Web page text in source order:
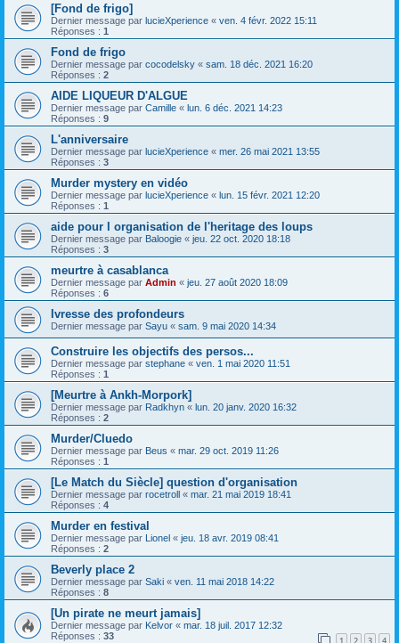
[Fond de frigo]
Dernier message par lucieXperience « ven. 4 févr. 2022 15:11
Réponses : 1
Fond de frigo
Dernier message par cocodelsky « sam. 18 déc. 2021 16:20
Réponses : 2
AIDE LIQUEUR D'ALGUE
Dernier message par Camille « lun. 6 déc. 2021 14:23
Réponses : 9
L'anniversaire
Dernier message par lucieXperience « mer. 26 mai 2021 13:55
Réponses : 3
Murder mystery en vidéo
Dernier message par lucieXperience « lun. 15 févr. 2021 12:20
Réponses : 1
aide pour l organisation de l'heritage des loups
Dernier message par Baloogie « jeu. 22 oct. 2020 18:18
Réponses : 3
meurtre à casablanca
Dernier message par Admin « jeu. 27 août 2020 18:09
Réponses : 6
Ivresse des profondeurs
Dernier message par Sayu « sam. 9 mai 2020 14:34
Construire les objectifs des persos...
Dernier message par stephane « ven. 1 mai 2020 11:51
Réponses : 1
[Meurtre à Ankh-Morpork]
Dernier message par Radkhyn « lun. 20 janv. 2020 16:32
Réponses : 2
Murder/Cluedo
Dernier message par Beus « mar. 29 oct. 2019 11:26
Réponses : 1
[Le Match du Siècle] question d'organisation
Dernier message par rocetroll « mar. 21 mai 2019 18:41
Réponses : 4
Murder en festival
Dernier message par Lionel « jeu. 18 avr. 2019 08:41
Réponses : 2
Beverly place 2
Dernier message par Saki « ven. 11 mai 2018 14:22
Réponses : 8
[Un pirate ne meurt jamais]
Dernier message par Kelvor « mar. 18 juil. 2017 12:32
Réponses : 33